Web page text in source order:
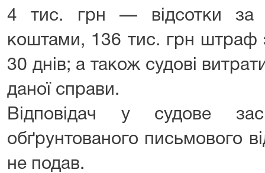
4 тис. грн — відсотки за
коштами, 136 тис. грн штраф
30 днів; а також судові
даної справи.
Відповідач у судове
обґрунтованого письмового
не подав.